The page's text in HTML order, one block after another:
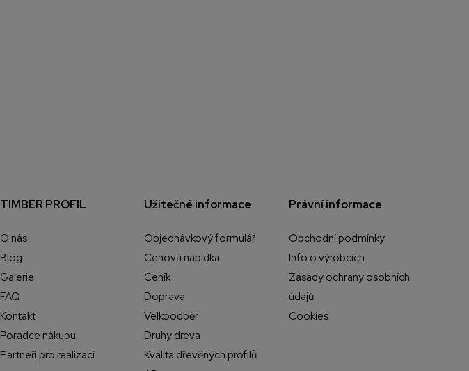
TIMBER PROFIL
O nás
Blog
Galerie
FAQ
Kontakt
Poradce nákupu
Partneři pro realizaci
Užitečné informace
Objednávkový formulář
Cenová nabídka
Ceník
Doprava
Velkoodběr
Druhy dreva
Kvalita dřevěných profilů
Právní informace
Obchodní podmínky
Info o výrobcích
Zásady ochrany osobních
údajů
Cookies